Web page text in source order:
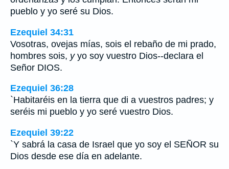
pueblo y yo seré su Dios.
Ezequiel 34:31
Vosotras, ovejas mías, sois el rebaño de mi prado,
hombres sois, yyo soy vuestro Dios--declara el
Señor DIOS.
Ezequiel 36:28
`Habitaréis en la tierra que di a vuestros padres; y
seréis mi pueblo y yo seré vuestro Dios.
Ezequiel 39:22
`Y sabrá la casa de Israel que yo soy el SEÑOR su
Dios desde ese día en adelante.